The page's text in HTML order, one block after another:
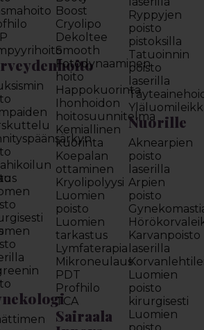
Boost
Cryolipo
Dekoltee
Smooth
Fotodynaaminen
hoito
Happokuorinta
Ihonhoidon
hoitosuunnitelma
Kemiallinen
kuorinta
Koepalan
ottaminen
Kryolipolyysi
Luomien
poisto
Luomien
tarkastus
Lymfaterapia
Mikroneulaus
PDT
Profhilo
TCA
Sairaala
Ryppyjen
poisto
pistoksilla
Tatuoinnin
poisto
laserilla
Nuorille
Aknearpien
poisto
laserilla
Arpien
poisto
Karvanpoisto
laserilla
Luomien
poisto
kirurgisesti
Luomien